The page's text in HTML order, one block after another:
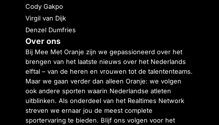
Cody Gakpo
Virgil van Dijk
Denzel Dumfries
Over ons
Bij Mee Met Oranje zijn we gepassioneerd over het
brengen van het laatste nieuws over het Nederlands
elftal – van de heren en vrouwen tot de talententeams.
Maar we gaan verder dan alleen Oranje: we volgen
ook andere sporten waarin Nederlandse atleten
uitblinken. Als onderdeel van het Realtimes Network
streven we ernaar jou de meest complete
sportervaring te bieden. Blijf ons volgen voor het